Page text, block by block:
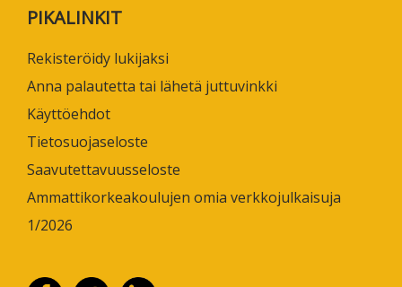
PIKALINKIT
Rekisteröidy lukijaksi
Anna palautetta tai lähetä juttuvinkki
Käyttöehdot
Tietosuojaseloste
Saavutettavuusseloste
Ammattikorkeakoulujen omia verkkojulkaisuja
1/2026